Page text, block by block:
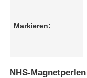
Markieren:
NHS-Magnetperlen